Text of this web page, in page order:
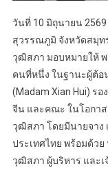
วันที่ 10 มิถุนายน
สุวรรณภูมิ จังหวัดสมุท
วุฒิสภา มอบหมายให้ พ
คนที่หนึ่ง ในฐานะผู้ต้อ
(Madam Xian Hui) ร
จีน และคณะ ในโอกาส
วุฒิสภา โดยมีนายจาง
ประเทศไทย พร้อมด้ว
วุฒิสภา ผู้บริหาร และเ